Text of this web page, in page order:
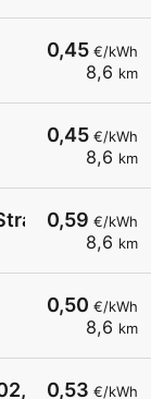
0,45 €/kWh
8,6 km
0,45 €/kWh
8,6 km
0,59 €/kWh
8,6 km
134
0,50 €/kWh
8,6 km
0,53 €/kWh
03, 04, 32,